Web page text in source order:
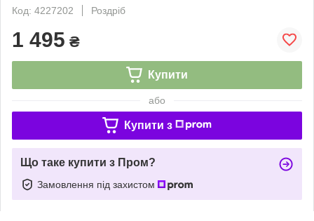
Код: 4227202
Роздріб
1 495 ₴
Купити
або
Купити з
Що таке купити з Пром?
Замовлення під захистом